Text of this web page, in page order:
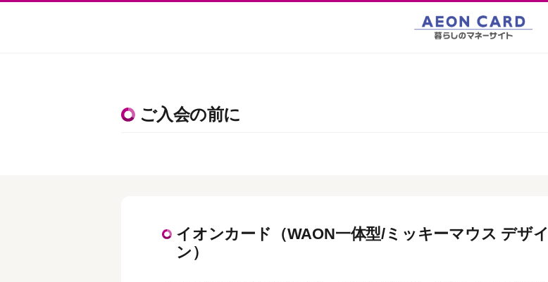
ご入会の前に
イオンカード（WAON一体型/ミッキーマウス デザイ
ン）